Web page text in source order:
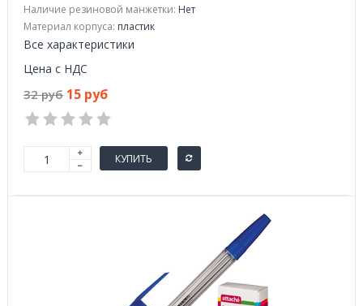
Наличие резиновой манжетки: Нет
Материал корпуса: пластик
Все характеристики
Цена с НДС
32 руб 15 руб
КУПИТЬ